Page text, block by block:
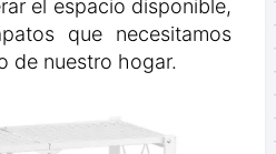
el espacio disponible,
que necesitamos
de nuestro hogar.